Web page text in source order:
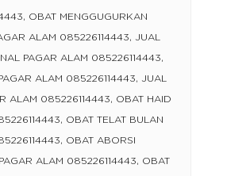
OBAT MENGGUGURKAN
ALAM 085226114443, JUAL
PAGAR ALAM 085226114443,
ALAM 085226114443, JUAL
ALAM 085226114443, OBAT HAID
OBAT TELAT BULAN
OBAT ABORSI
ALAM 085226114443, OBAT